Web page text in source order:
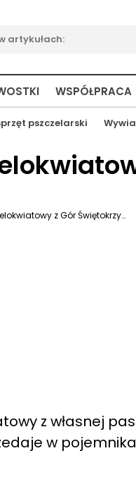
pszczelarski
WSPÓŁPRACA
Sprzedam miód wielokwiatowy z Gór Świętokrzyskich
z własnej
w